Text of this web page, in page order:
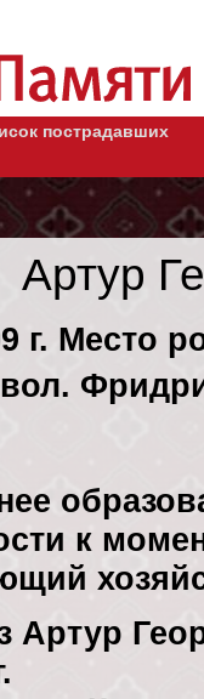
пострадавших
Артур
г. Место
к
Артур